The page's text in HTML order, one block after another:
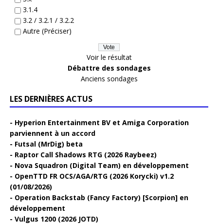
3.1.4
3.2 / 3.2.1 / 3.2.2
Autre (Préciser)
Voir le résultat
Débattre des sondages
Anciens sondages
LES DERNIÈRES ACTUS
Hyperion Entertainment BV et Amiga Corporation
parviennent à un accord
Futsal (MrDig) beta
Raptor Call Shadows RTG (2026 Raybeez)
Nova Squadron (Digital Team) en développement
OpenTTD FR OCS/AGA/RTG (2026 Korycki) v1.2
(01/08/2026)
Operation Backstab (Fancy Factory) [Scorpion] en
développement
Vulgus 1200 (2026 JOTD)